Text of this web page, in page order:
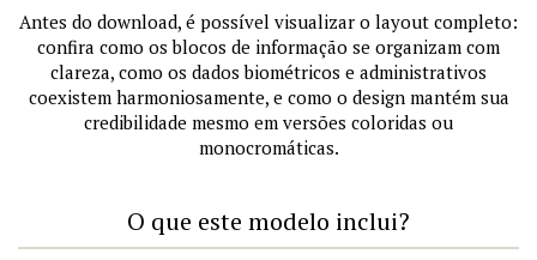
Antes do download, é possível visualizar o layout completo:
confira como os blocos de informação se organizam com
clareza, como os dados biométricos e administrativos
coexistem harmoniosamente, e como o design mantém sua
credibilidade mesmo em versões coloridas ou
monocromáticas.
O que este modelo inclui?